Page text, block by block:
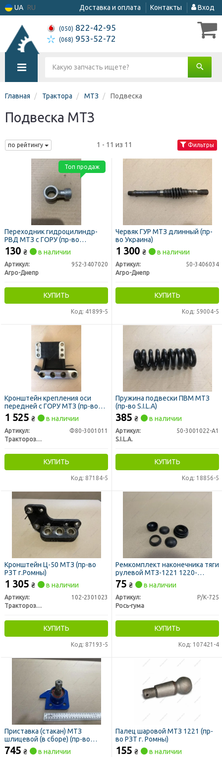
UA RU Доставка и оплата Контакты Вход
(050) 822-42-95
(068) 953-52-72
Главная Трактора МТЗ Подвеска
Подвеска МТЗ
по рейтингу 1 - 11 из 11 Фильтры
Переходник гидроцилиндр-
РВД МТЗ с ГОРУ (пр-во
Украина)
130 ₴ в наличии
Артикул:
952-3407020
Агро-Днепр
КУПИТЬ
Код: 41899-5
Топ продаж
Червяк ГУР МТЗ длинный (пр-
во Украина)
1 300 ₴ в наличии
Артикул:
50-3406034
Агро-Днепр
КУПИТЬ
Код: 59004-5
Кронштейн крепления оси
передней с ГОРУ МТЗ (пр-во
РЗТ г. Ромны)
1 525 ₴ в наличии
Артикул:
Ф80-3001011
Тракторозапчасть г. Ромны
КУПИТЬ
Код: 87184-5
Пружина подвески ПВМ МТЗ
(пр-во S.I.L.A)
385 ₴ в наличии
Артикул:
50-3001022-А1
S.I.L.A.
КУПИТЬ
Код: 18856-5
Кронштейн Ц-50 МТЗ (пр-во
РЗТ г.Ромны)
1 305 ₴ в наличии
Артикул:
102-2301023
Тракторозапчасть г. Ромны
КУПИТЬ
Код: 87193-5
Ремкомплект наконечника тяги
рулевой МТЗ-1221 1220-
3003010 (без пальца) (пр-во
Рось-Гума)
75 ₴ в наличии
Артикул:
Р/К-725
Рось-гума
КУПИТЬ
Код: 107421-4
Приставка (стакан) МТЗ
шлицевой (в сборе) (пр-во
Украина)
745 ₴ в наличии
Палец шаровой МТЗ 1221 (пр-
во РЗТ г. Ромны)
155 ₴ в наличии